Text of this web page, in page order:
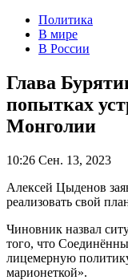
Политика
В мире
В России
Глава
попытках
Монголии
10:26 Сен. 13, 2023
Алексей Цыденов
реализовать свой
Чиновник назвал
того, что
лицемерную
марионеткой».